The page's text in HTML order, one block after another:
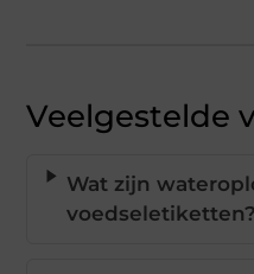
Veelgestelde
Wat zijn
voedseletiketten?